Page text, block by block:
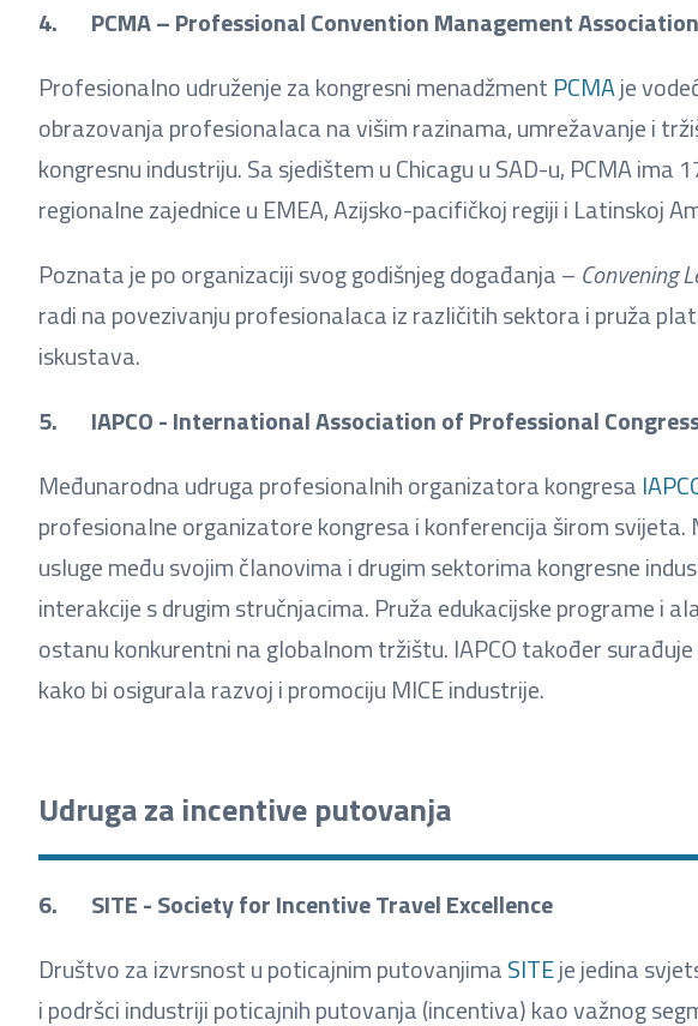
4. PCMA – Professional Convention Management Association
Profesionalno udruženje za kongresni menadžment PCMAje
obrazovanja profesionalaca na višim razinama, umrežavanje i
kongresnu industriju. Sa sjedištem u Chicagu u SAD-u, PCMA ima
regionalne zajednice u EMEA, Azijsko-pacifičkoj regiji i Latinskoj
Poznata je po organizaciji svog godišnjeg događanja – Convening
radi na povezivanju profesionalaca iz različitih sektora i pruža
iskustava.
5. IAPCO - International Association of Professional
Međunarodna udruga profesionalnih organizatora kongresa
profesionalne organizatore kongresa i konferencija širom svijeta.
usluge među svojim članovima i drugim sektorima kongresne
interakcije s drugim stručnjacima. Pruža edukacijske programe i
ostanu konkurentni na globalnom tržištu. IAPCO također
kako bi osigurala razvoj i promociju MICE industrije.
Udruga za incentive putovanja
6. SITE - Society for Incentive Travel Excellence
Društvo za izvrsnost u poticajnim putovanjimaSITEje jedina
i podršci industriji poticajnih putovanja (incentiva) kao važnog